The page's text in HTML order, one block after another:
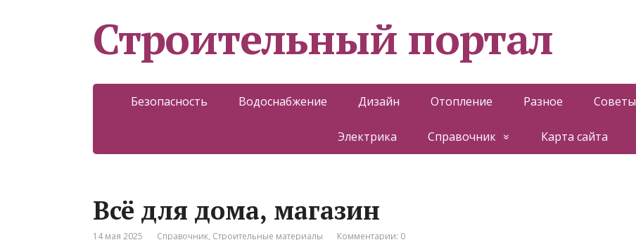
Строительный портал
Безопасность Водоснабжение Дизайн Отопление Разное Советы
Электрика Справочник Карта сайта
Всё для дома, магазин
14 мая 2025 Справочник, Строительные материалы Комментарии: 0